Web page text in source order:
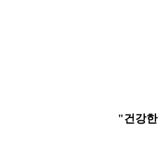
"건강한